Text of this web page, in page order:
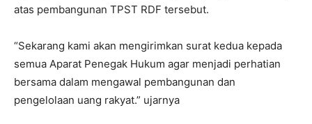
atas pembangunan TPST RDF tersebut.
“Sekarang kami akan mengirimkan surat kedua kepada
semua Aparat Penegak Hukum agar menjadi perhatian
bersama dalam mengawal pembangunan dan
pengelolaan uang rakyat.” ujarnya